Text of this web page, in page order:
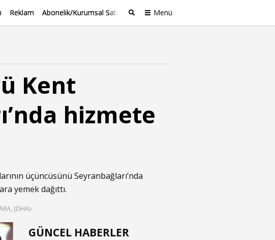
Reklam Abonelik/Kurumsal Satış Menü
Kent
hizmete
üçüncüsünü Seyranbağları’nda
yemek dağıttı.
(DHA)-
GÜNCEL HABERLER